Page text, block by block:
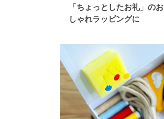
「ちょっとしたお礼」のお
しゃれラッピングに